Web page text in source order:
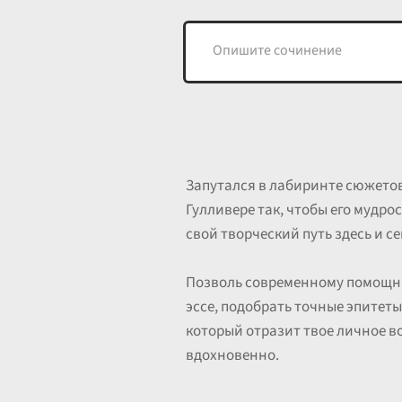
Запутался в лабиринте
Гулливере так, чтобы его
свой творческий путь здесь и
Позволь современному
эссе, подобрать точные
который отразит твое личное
вдохновенно.